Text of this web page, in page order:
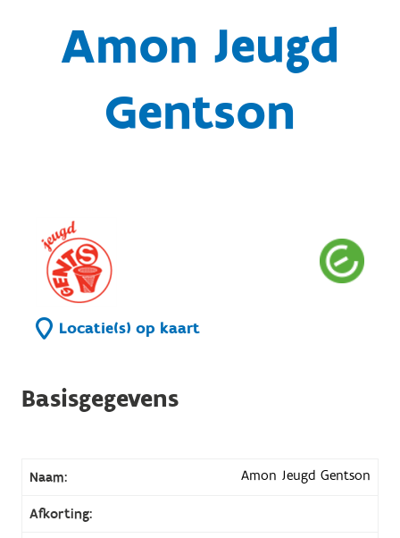
Amon Jeugd
Gentson
Locatie(s) op kaart
Basisgegevens
Naam: Amon Jeugd Gentson
Afkorting: